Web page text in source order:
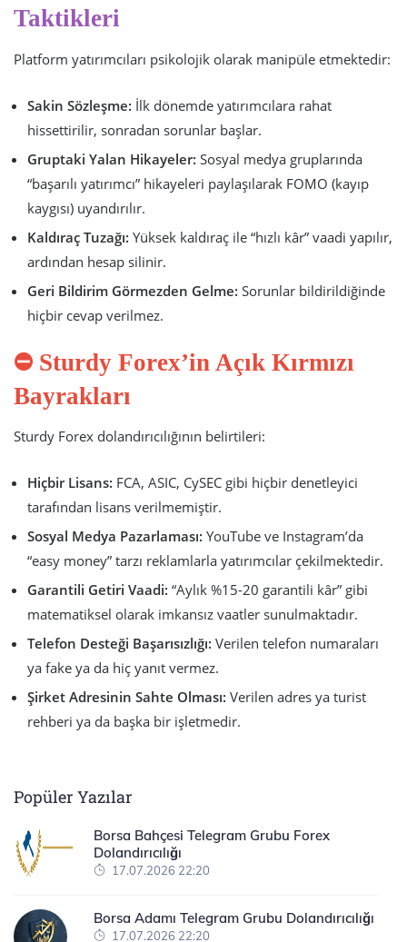
Taktikleri
Platform yatırımcıları psikolojik olarak manipüle etmektedir:
Sakin Sözleşme: İlk dönemde yatırımcılara rahat
hissettirilir, sonradan sorunlar başlar.
Gruptaki Yalan Hikayeler: Sosyal medya gruplarında
“başarılı yatırımcı” hikayeleri paylaşılarak FOMO (kayıp
kaygısı) uyandırılır.
Kaldıraç Tuzağı: Yüksek kaldıraç ile “hızlı kâr” vaadi yapılır,
ardından hesap silinir.
Geri Bildirim Görmezden Gelme: Sorunlar bildirildiğinde
hiçbir cevap verilmez.
⛔ Sturdy Forex’in Açık Kırmızı
Bayrakları
Sturdy Forex dolandırıcılığının belirtileri:
Hiçbir Lisans: FCA, ASIC, CySEC gibi hiçbir denetleyici
tarafından lisans verilmemiştir.
Sosyal Medya Pazarlaması: YouTube ve Instagram’da
“easy money” tarzı reklamlarla yatırımcılar çekilmektedir.
Garantili Getiri Vaadi: “Aylık %15-20 garantili kâr” gibi
matematiksel olarak imkansız vaatler sunulmaktadır.
Telefon Desteği Başarısızlığı: Verilen telefon numaraları
ya fake ya da hiç yanıt vermez.
Şirket Adresinin Sahte Olması: Verilen adres ya turist
rehberi ya da başka bir işletmedir.
Popüler Yazılar
Borsa Bahçesi Telegram Grubu Forex
Dolandırıcılığı
17.07.2026 22:20
Borsa Adamı Telegram Grubu Dolandırıcılığı
17.07.2026 22:20